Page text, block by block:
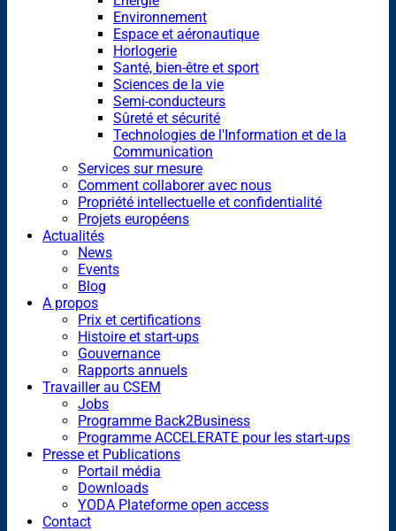
Environnement
Espace et aéronautique
Horlogerie
Santé, bien-être et sport
Sciences de la vie
Semi-conducteurs
Sûreté et sécurité
Technologies de l'Information et de la
Communication
Services sur mesure
Comment collaborer avec nous
Propriété intellectuelle et confidentialité
Projets européens
Actualités
News
Events
Blog
A propos
Prix et certifications
Histoire et start-ups
Gouvernance
Rapports annuels
Travailler au CSEM
Jobs
Programme Back2Business
Programme ACCELERATE pour les start-ups
Presse et Publications
Portail média
Downloads
YODA Plateforme open access
Contact